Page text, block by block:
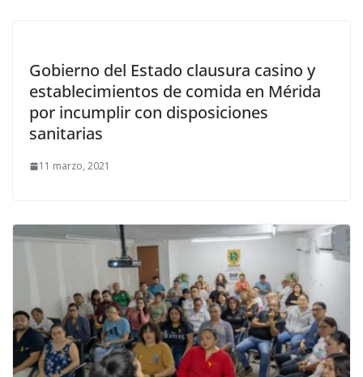
Gobierno del Estado clausura casino y
establecimientos de comida en Mérida
por incumplir con disposiciones
sanitarias
11 marzo, 2021